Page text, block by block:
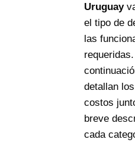
Uruguay
el tipo de
las
requeridas.
detallan
costos
breve
cada